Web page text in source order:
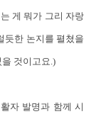
게 뭐가 그리 자랑
듯한 논지를 펼쳤을
것이고요.)
자 발명과 함께 시